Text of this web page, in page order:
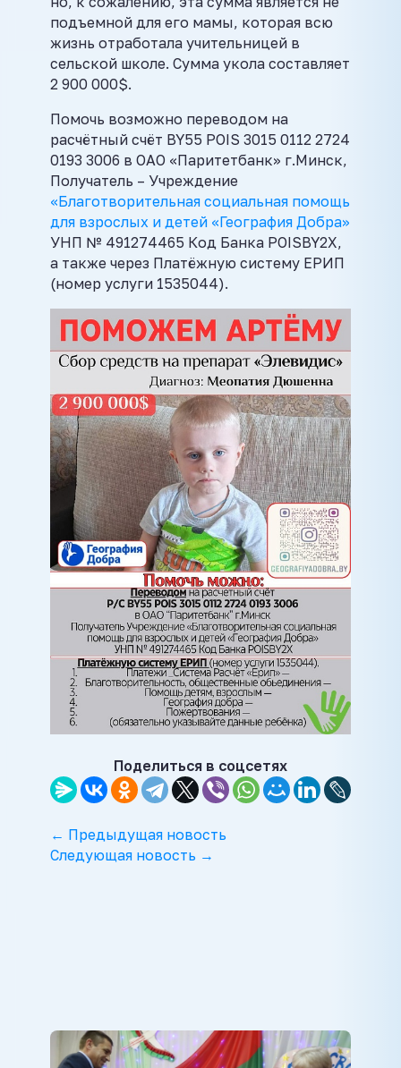
подъемной для его мамы, которая всю
жизнь отработала учительницей в
сельской школе. Сумма укола составляет
2 900 000$.
Помочь возможно переводом на
расчётный счёт BY55 POIS 3015 0112 2724
0193 3006 в ОАО «Паритетбанк» г.Минск,
Получатель – Учреждение
«Благотворительная социальная помощь
для взрослых и детей «География Добра»
УНП № 491274465 Код Банка POISBY2X,
а также через Платёжную систему ЕРИП
(номер услуги 1535044).
Поделиться в соцсетях
← Предыдущая новость
Следующая новость →